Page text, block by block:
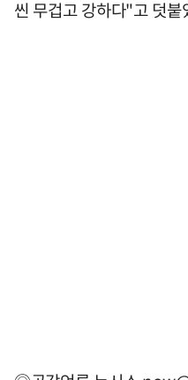
씬 무겁고 강하다"고 덧붙